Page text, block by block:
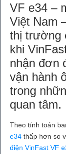
VF e34 –
Việt Nam
thị trường
khi
nhận đơn
vận hành
trong
quan tâm.
Theo tính toán
e34 thấp hơn so
điện VinFast VF